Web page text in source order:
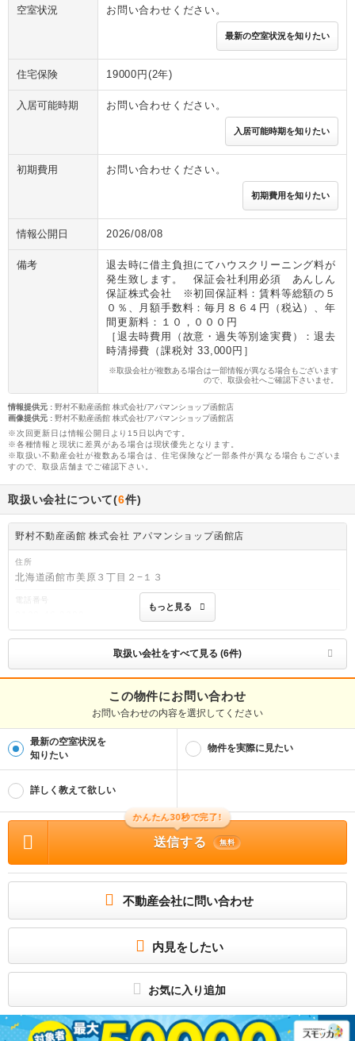
空室状況 お問い合わせください。
最新の空室状況を知りたい
住宅保険 19000円(2年)
入居可能時期 お問い合わせください。
入居可能時期を知りたい
初期費用 お問い合わせください。
初期費用を知りたい
情報公開日 2026/08/08
備考
退去時に借主負担にてハウスクリーニング料が
発生致します。 保証会社利用必須 あんしん
保証株式会社 ※初回保証料：賃料等総額の５
０％、月額手数料：毎月８６４円（税込）、年
間更新料：１０，０００円
［退去時費用（故意・過失等別途実費）：退去
時清掃費（課税対 33,000円］
※取扱会社が複数ある場合は一部情報が異なる場合もございます
ので、取扱会社へご確認下さいませ。
情報提供元 : 野村不動産函館 株式会社/アパマンショップ函館店
画像提供元 : 野村不動産函館 株式会社/アパマンショップ函館店
※次回更新日は情報公開日より15日以内です。
※各種情報と現状に差異がある場合は現状優先となります。
※取扱い不動産会社が複数ある場合は、住宅保険など一部条件が異なる場合もございま
すので、取扱店舗までご確認下さい。
取扱い会社について(6件)
野村不動産函館 株式会社 アパマンショップ函館店
住所
北海道函館市美原３丁目２−１３
電話番号
免許番号
北海道知事渡島(13)第409号
取引態様
70306761
※お問い合わせの際には、担当者へ物件管理番号をお伝えください。
歩7分 / 面積 : 49.7m² / 築年月 : 1996年01月 / 賃料 : 5.5万円 / 管理費又は共益費
保険等の損害保険料 : 19000円(2年) / その他 : 退去時に借主負担にてハウスクリー
ニング料が発生致します。 保証会社利用必須 あんしん保証株式会社 ※初回保
証料：賃料等総額の５０％、月額手数料：毎月８６４円（税込）、年間更新料：１
０，０００円 ［退去時費用（故意・過失等別途実費）：退去時清掃費（課税対 33,0
（一社）北海道不動産公正取引協議会加盟
もっと見る
取扱い会社をすべて見る (6件)
この物件にお問い合わせ
お問い合わせの内容を選択してください
最新の空室状況を
知りたい
物件を実際に見たい
詳しく教えて欲しい
かんたん30秒で完了!
送信する 無料
不動産会社に問い合わせ
内見をしたい
お気に入り追加